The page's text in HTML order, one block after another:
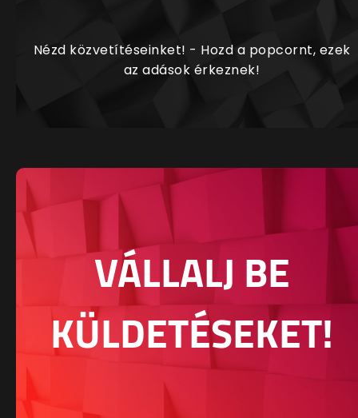
Nézd közvetítéseinket! - Hozd a popcornt, ezek
az adások érkeznek!
VÁLLALJ BE
KÜLDETÉSEKET!